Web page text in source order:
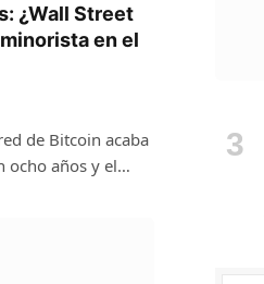
¿Wall Street
en el
de Bitcoin acaba
ocho años y el…